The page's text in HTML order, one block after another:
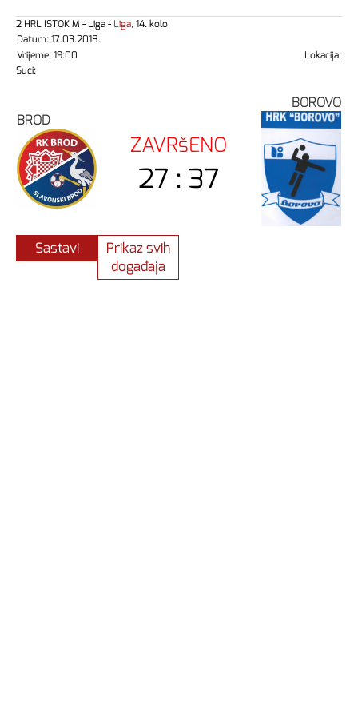
2 HRL ISTOK M - Liga - Liga,14. kolo
Datum: 17.03.2018.
Vrijeme: 19:00
Lokacija:
Suci:
BROD
ZAVRšENO
27 : 37
BOROVO
Sastavi
Prikaz svih
događaja